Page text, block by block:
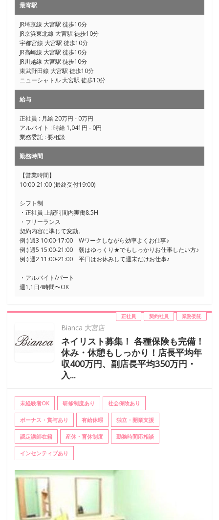
最寄駅
JR埼京線 大宮駅 徒歩10分
JR京浜東北線 大宮駅 徒歩10分
宇都宮線 大宮駅 徒歩10分
JR高崎線 大宮駅 徒歩10分
JR川越線 大宮駅 徒歩10分
東武野田線 大宮駅 徒歩10分
ニューシャトル 大宮駅 徒歩10分
給与
正社員 : 月給 20万円 - 0万円
アルバイト : 時給 1,041円 - 0円
業務委託 : 要相談
勤務時間
【営業時間】
10:00-21:00 (最終受付19:00)
シフト制
・正社員 上記時間内実働8.5H
・フリーランス
契約内容に準じて変動。
例:) 週3 10:00-17:00 Wワークしながら効率よくお仕事♪
例:) 週5 15:00-21:00 朝はゆっくり★でもしっかりお仕事したい方♪
例:) 週2 11:00-21:00 平日はお休みして週末だけお仕事♪
・アルバイト/パート
週1,1日4時間〜OK
正社員 契約社員 業務委託
Bianca 大宮店
ネイリスト募集！ 各種保険も完備！
休み・休憩もしっかり！店長平均年
収400万円、副店長平均350万円・
入...
未経験者OK 研修制度あり 社会保険あり
ボーナス・賞与あり 有給休暇 独立・開業支援
認定講師在籍 産休・育休制度 勤務時間応相談
インセンティブあり